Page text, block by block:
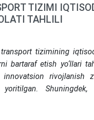
TIZIMI
TAHLILI
tizimining
bartaraf etish yo‘llari
innovatsion rivojlanish
yoritilgan.